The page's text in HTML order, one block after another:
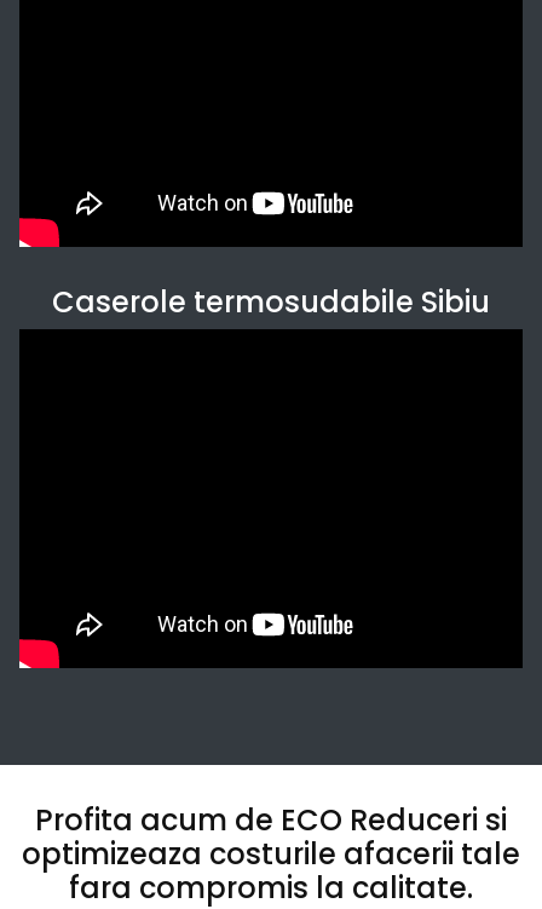
Caserole termosudabile Sibiu
Profita acum de ECO Reduceri si
optimizeaza costurile afacerii tale
fara compromis la calitate.